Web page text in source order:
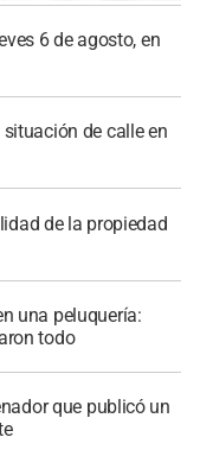
6 de agosto, en
de calle en
de la propiedad
una peluquería:
todo
que publicó un